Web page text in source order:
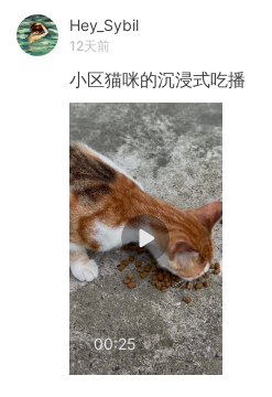
Hey_Sybil
12天前
小区猫咪的沉浸式吃播
00:25